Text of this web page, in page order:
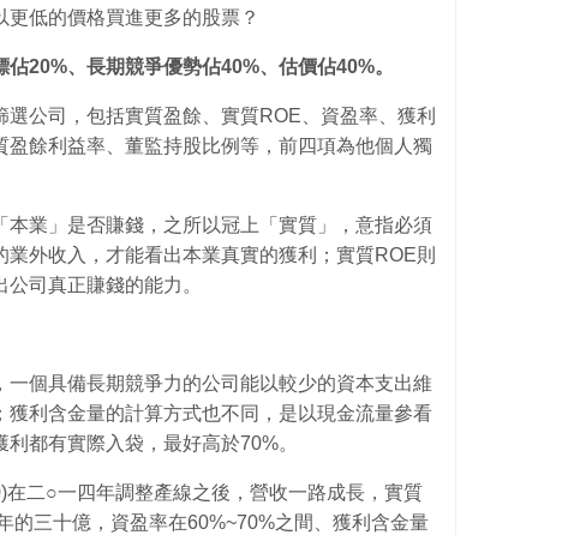
低的價格買進更多的股票？
佔20%、長期競爭優勢佔40%、估價佔40%。
公司，包括實質盈餘、實質ROE、資盈率、獲利
餘利益率、董監持股比例等，前四項為他個人獨
本業」是否賺錢，之所以冠上「實質」，意指必須
外收入，才能看出本業真實的獲利；實質ROE則
司真正賺錢的能力。
一個具備長期競爭力的公司能以較少的資本支出維
獲利含金量的計算方式也不同，是以現金流量參看
都有實際入袋，最好高於70%。
二○一四年調整產線之後，營收一路成長，實質
的三十億，資盈率在60%~70%之間、獲利含金量